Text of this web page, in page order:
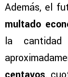
Además, el
multado
la